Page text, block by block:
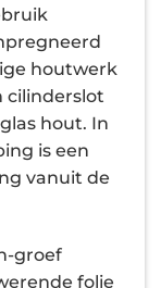
houtwerk
cilinderslot
hout. In
is een
vanuit de
groef
folie